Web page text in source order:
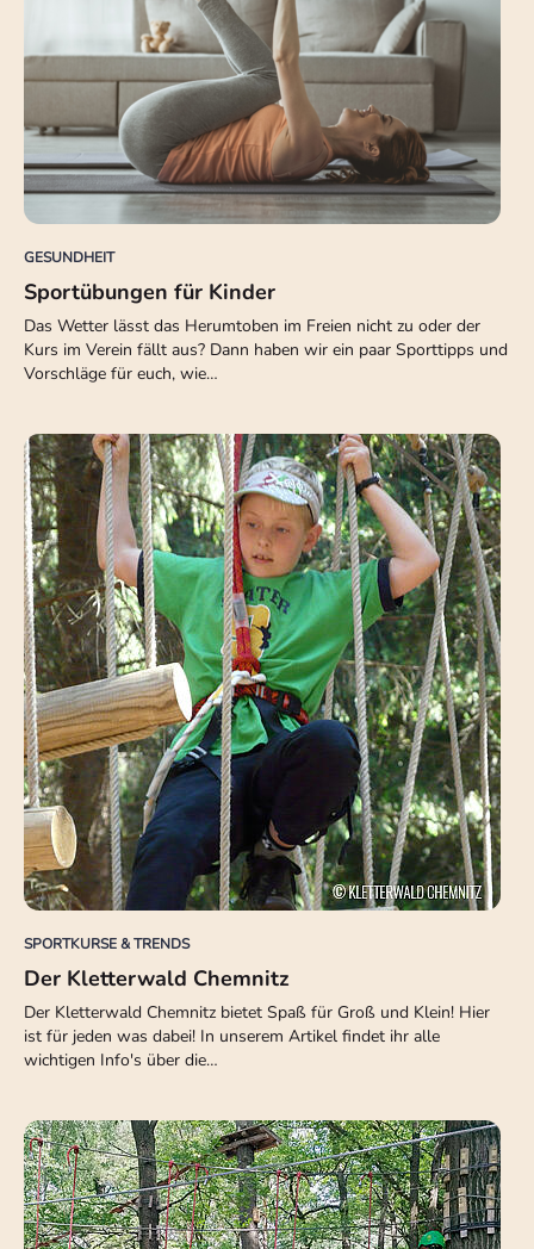
GESUNDHEIT
Sportübungen für Kinder
Das Wetter lässt das Herumtoben im Freien nicht zu oder der
Kurs im Verein fällt aus? Dann haben wir ein paar Sporttipps und
Vorschläge für euch, wie…
SPORTKURSE & TRENDS
Der Kletterwald Chemnitz
Der Kletterwald Chemnitz bietet Spaß für Groß und Klein! Hier
ist für jeden was dabei! In unserem Artikel findet ihr alle
wichtigen Info's über die…